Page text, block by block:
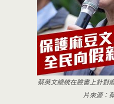
蔡英文總統在臉書上針對
片來源：